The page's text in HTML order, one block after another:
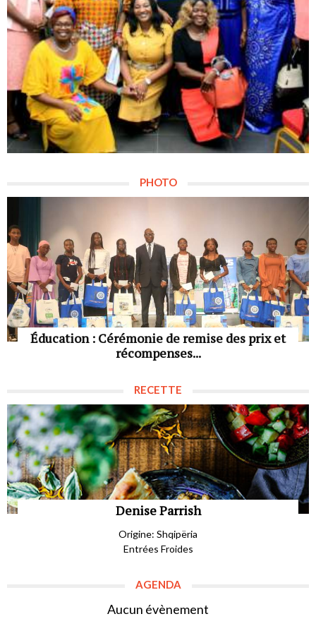
PHOTO
Éducation : Cérémonie de remise des prix et
récompenses...
RECETTE
Denise Parrish
Origine: Shqipëria
Entrées Froides
AGENDA
Aucun évènement